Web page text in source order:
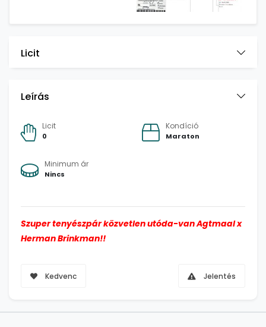
Licit
Leírás
Licit
0
Kondíció
Maraton
Minimum ár
Nincs
Szuper tenyészpár közvetlen utóda-van Agtmaal x
Herman Brinkman!!
Kedvenc Jelentés